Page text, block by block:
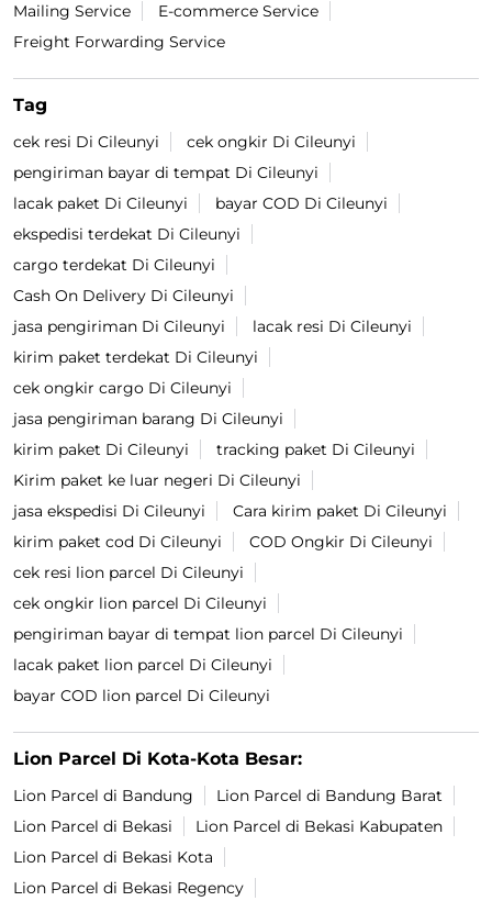
Mailing Service
E-commerce Service
Freight Forwarding Service
Tag
cek resi Di Cileunyi
cek ongkir Di Cileunyi
pengiriman bayar di tempat Di Cileunyi
lacak paket Di Cileunyi
bayar COD Di Cileunyi
ekspedisi terdekat Di Cileunyi
cargo terdekat Di Cileunyi
Cash On Delivery Di Cileunyi
jasa pengiriman Di Cileunyi
lacak resi Di Cileunyi
kirim paket terdekat Di Cileunyi
cek ongkir cargo Di Cileunyi
jasa pengiriman barang Di Cileunyi
kirim paket Di Cileunyi
tracking paket Di Cileunyi
Kirim paket ke luar negeri Di Cileunyi
jasa ekspedisi Di Cileunyi
Cara kirim paket Di Cileunyi
kirim paket cod Di Cileunyi
COD Ongkir Di Cileunyi
cek resi lion parcel Di Cileunyi
cek ongkir lion parcel Di Cileunyi
pengiriman bayar di tempat lion parcel Di Cileunyi
lacak paket lion parcel Di Cileunyi
bayar COD lion parcel Di Cileunyi
Lion Parcel Di Kota-Kota Besar:
Lion Parcel di Bandung
Lion Parcel di Bandung Barat
Lion Parcel di Bekasi
Lion Parcel di Bekasi Kabupaten
Lion Parcel di Bekasi Kota
Lion Parcel di Bekasi Regency